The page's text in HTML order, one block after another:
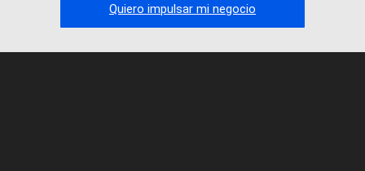
Quiero impulsar mi negocio